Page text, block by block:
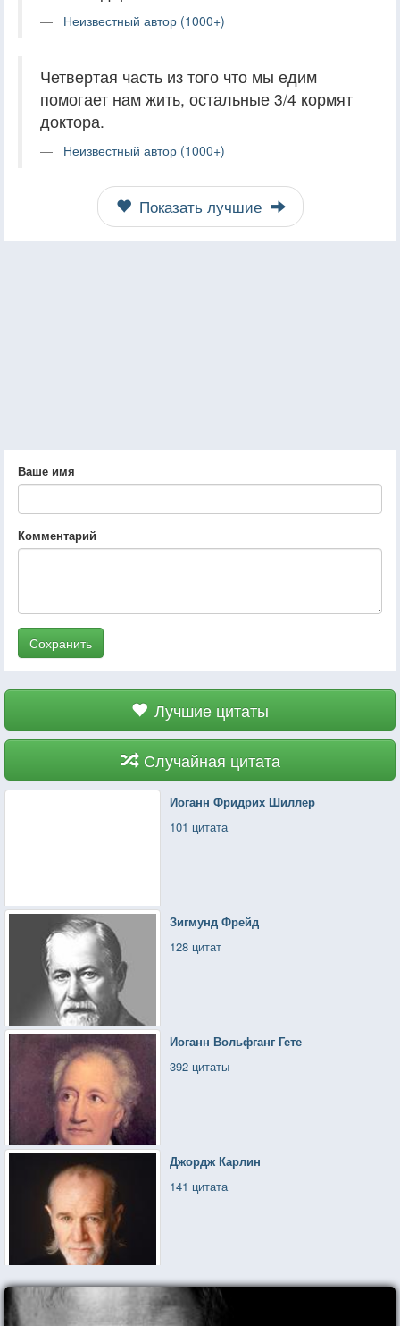
Неизвестный автор (1000+)
Четвертая часть из того что мы едим
помогает нам жить, остальные 3/4 кормят
доктора.
Неизвестный автор (1000+)
Показать лучшие
Ваше имя
Комментарий
Сохранить
Лучшие цитаты
Случайная цитата
Иоганн Фридрих Шиллер
101 цитата
Зигмунд Фрейд
128 цитат
Иоганн Вольфганг Гете
392 цитаты
Джордж Карлин
141 цитата